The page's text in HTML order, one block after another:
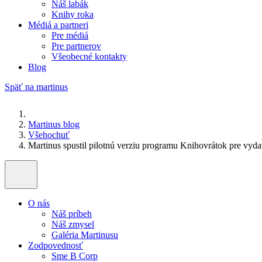
Náš labák
Knihy roka
Médiá a partneri
Pre médiá
Pre partnerov
Všeobecné kontakty
Blog
Späť na martinus
Martinus blog
Všehochuť
Martinus spustil pilotnú verziu programu Knihovrátok pre
O nás
Náš príbeh
Náš zmysel
Galéria Martinusu
Zodpovednosť
Sme B Corp